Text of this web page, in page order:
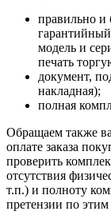
правильно и
модель и
печать
документ,
накладная);
полная
Обращаем также
оплате заказа
проверить
отсутствия
т.п.) и полноту
претензии по